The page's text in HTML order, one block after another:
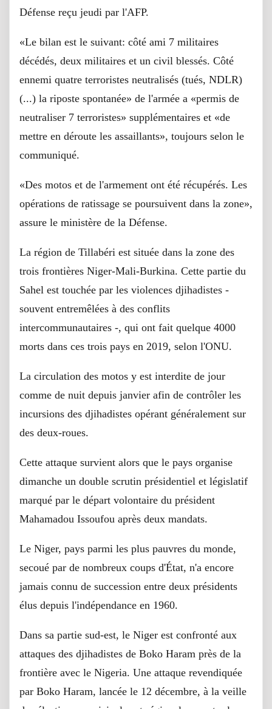
Défense reçu jeudi par l'AFP.
«Le bilan est le suivant: côté ami 7 militaires
décédés, deux militaires et un civil blessés. Côté
ennemi quatre terroristes neutralisés (tués, NDLR)
(...) la riposte spontanée» de l'armée a «permis de
neutraliser 7 terroristes» supplémentaires et «de
mettre en déroute les assaillants», toujours selon le
communiqué.
«Des motos et de l'armement ont été récupérés. Les
opérations de ratissage se poursuivent dans la zone»,
assure le ministère de la Défense.
La région de Tillabéri est située dans la zone des
trois frontières Niger-Mali-Burkina. Cette partie du
Sahel est touchée par les violences djihadistes -
souvent entremêlées à des conflits
intercommunautaires -, qui ont fait quelque 4000
morts dans ces trois pays en 2019, selon l'ONU.
La circulation des motos y est interdite de jour
comme de nuit depuis janvier afin de contrôler les
incursions des djihadistes opérant généralement sur
des deux-roues.
Cette attaque survient alors que le pays organise
dimanche un double scrutin présidentiel et législatif
marqué par le départ volontaire du président
Mahamadou Issoufou après deux mandats.
Le Niger, pays parmi les plus pauvres du monde,
secoué par de nombreux coups d'État, n'a encore
jamais connu de succession entre deux présidents
élus depuis l'indépendance en 1960.
Dans sa partie sud-est, le Niger est confronté aux
attaques des djihadistes de Boko Haram près de la
frontière avec le Nigeria. Une attaque revendiquée
par Boko Haram, lancée le 12 décembre, à la veille